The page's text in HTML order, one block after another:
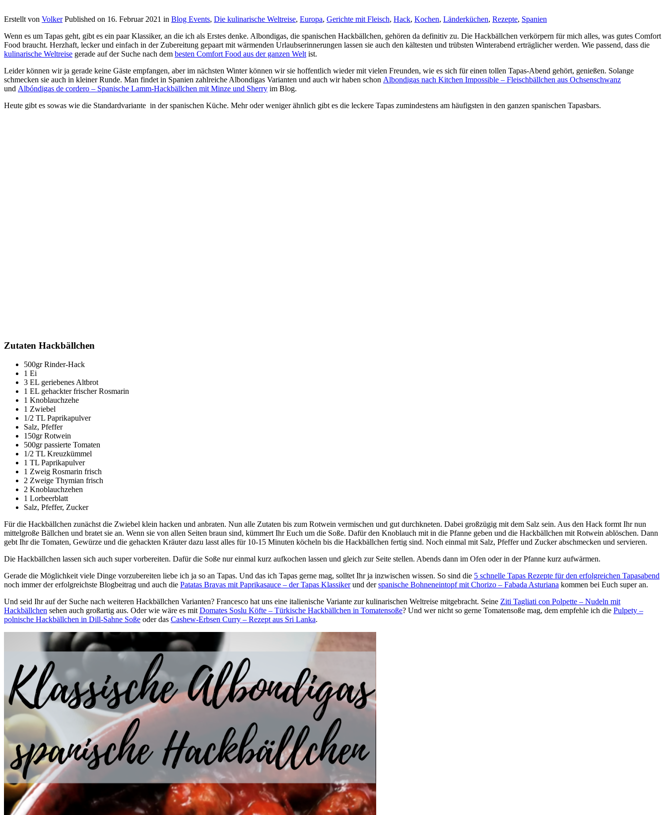
Erstellt von Volker Published on 16. Februar 2021 in Blog Events, Die kulinarische Weltreise, Europa, Gerichte mit Fleisch, Hack, Kochen, Länderküchen, Rezepte, Spanien
Wenn es um Tapas geht, gibt es ein paar Klassiker, an die ich als Erstes denke. Albondigas, die spanischen Hackbällchen, gehören da definitiv zu. Die Hackbällchen verkörpern für mich alles, was gutes Comfort
Food braucht. Herzhaft, lecker und einfach in der Zubereitung gepaart mit wärmenden Urlaubserinnerungen lassen sie auch den kältesten und trübsten Winterabend erträglicher werden. Wie passend, dass die
kulinarische Weltreise gerade auf der Suche nach dem besten Comfort Food aus der ganzen Welt ist.
Leider können wir ja gerade keine Gäste empfangen, aber im nächsten Winter können wir sie hoffentlich wieder mit vielen Freunden, wie es sich für einen tollen Tapas-Abend gehört, genießen. Solange
schmecken sie auch in kleiner Runde. Man findet in Spanien zahlreiche Albondigas Varianten und auch wir haben schon Albondigas nach Kitchen Impossible – Fleischbällchen aus Ochsenschwanz
und Albóndigas de cordero – Spanische Lamm-Hackbällchen mit Minze und Sherry im Blog.
Heute gibt es sowas wie die Standardvariante in der spanischen Küche. Mehr oder weniger ähnlich gibt es die leckere Tapas zumindestens am häufigsten in den ganzen spanischen Tapasbars.
Zutaten Hackbällchen
500gr Rinder-Hack
1 Ei
3 EL geriebenes Altbrot
1 EL gehackter frischer Rosmarin
1 Knoblauchzehe
1 Zwiebel
1/2 TL Paprikapulver
Salz, Pfeffer
150gr Rotwein
500gr passierte Tomaten
1/2 TL Kreuzkümmel
1 TL Paprikapulver
1 Zweig Rosmarin frisch
2 Zweige Thymian frisch
2 Knoblauchzehen
1 Lorbeerblatt
Salz, Pfeffer, Zucker
Für die Hackbällchen zunächst die Zwiebel klein hacken und anbraten. Nun alle Zutaten bis zum Rotwein vermischen und gut durchkneten. Dabei großzügig mit dem Salz sein. Aus den Hack formt Ihr nun
mittelgroße Bällchen und bratet sie an. Wenn sie von allen Seiten braun sind, kümmert Ihr Euch um die Soße. Dafür den Knoblauch mit in die Pfanne geben und die Hackbällchen mit Rotwein ablöschen. Dann
gebt Ihr die Tomaten, Gewürze und die gehackten Kräuter dazu lasst alles für 10-15 Minuten köcheln bis die Hackbällchen fertig sind. Noch einmal mit Salz, Pfeffer und Zucker abschmecken und servieren.
Die Hackbällchen lassen sich auch super vorbereiten. Dafür die Soße nur einmal kurz aufkochen lassen und gleich zur Seite stellen. Abends dann im Ofen oder in der Pfanne kurz aufwärmen.
Gerade die Möglichkeit viele Dinge vorzubereiten liebe ich ja so an Tapas. Und das ich Tapas gerne mag, solltet Ihr ja inzwischen wissen. So sind die 5 schnelle Tapas Rezepte für den erfolgreichen Tapasabend
noch immer der erfolgreichste Blogbeitrag und auch die Patatas Bravas mit Paprikasauce – der Tapas Klassikerund derspanische Bohneneintopf mit Chorizo – Fabada Asturiana kommen bei Euch super an.
Und seid Ihr auf der Suche nach weiteren Hackbällchen Varianten? Francesco hat uns eine italienische Variante zur kulinarischen Weltreise mitgebracht. Seine Ziti Tagliati con Polpette – Nudeln mit
Hackbällchen sehen auch großartig aus. Oder wie wäre es mit Domates Soslu Köfte – Türkische Hackbällchen in Tomatensoße? Und wer nicht so gerne Tomatensoße mag, dem empfehle ich die Pulpety –
polnische Hackbällchen in Dill-Sahne Soße oder das Cashew-Erbsen Curry – Rezept aus Sri Lanka.